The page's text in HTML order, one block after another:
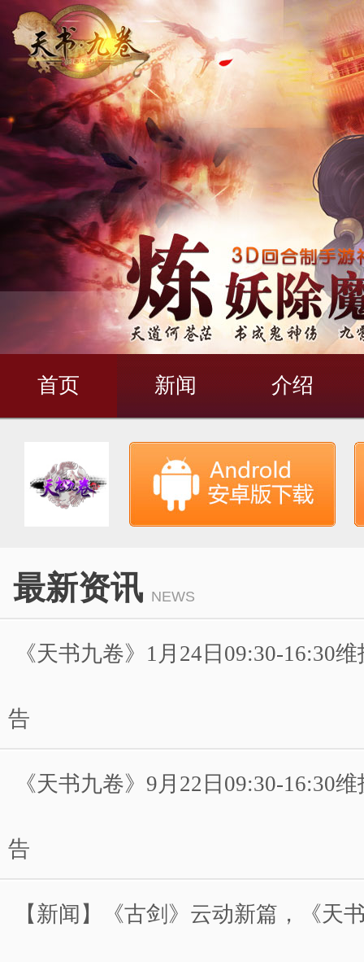
首页 新闻 介绍
最新资讯 NEWS
《天书九卷》1月24日09:30-16:30
告
《天书九卷》9月22日09:30-16:30
告
【新闻】《古剑》云动新篇，《天